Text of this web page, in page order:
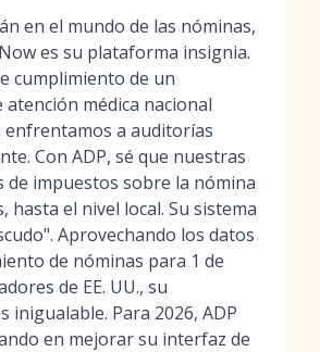
en el mundo de las nóminas,
es su plataforma insignia.
cumplimiento de un
médica nacional
enfrentamos a auditorías
Con ADP, sé que nuestras
de impuestos sobre la nómina
hasta el nivel local. Su sistema
Aprovechando los datos
de nóminas para 1 de
de EE. UU., su
inigualable. Para 2026, ADP
en mejorar su interfaz de